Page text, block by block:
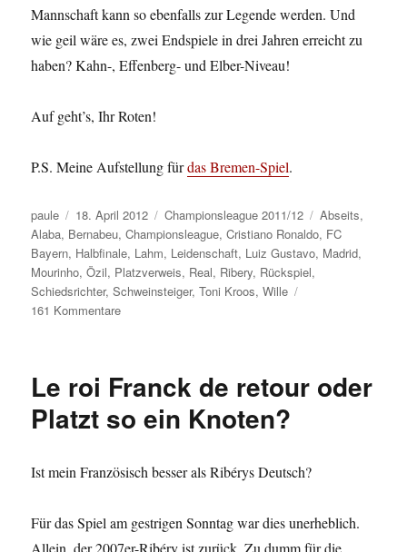
Mannschaft kann so ebenfalls zur Legende werden. Und
wie geil wäre es, zwei Endspiele in drei Jahren erreicht zu
haben? Kahn-, Effenberg- und Elber-Niveau!
Auf geht’s, Ihr Roten!
P.S. Meine Aufstellung fürdas Bremen-Spiel.
Autor
paule
Veröffentlicht
am
18. April 2012 Kategorien
Championsleague 2011/12 Schlagwörter
Abseits,
Alaba, Bernabeu,Championsleague,Cristiano Ronaldo, FC
Bayern, Halbfinale, Lahm, Leidenschaft, Luiz Gustavo, Madrid,
Mourinho,Özil, Platzverweis, Real, Ribery, Rückspiel,
Schiedsrichter,Schweinsteiger,Toni Kroos,Wille
161 Kommentarezu
Toren
Qualität.
Le roi Franck de retour oder
Platzt so ein Knoten?
Ist mein Französisch besser als Ribérys Deutsch?
Für das Spiel am gestrigen Sonntag war dies unerheblich.